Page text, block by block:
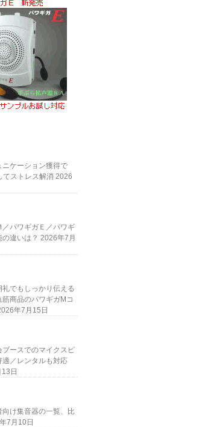
ニケーション獲得で
てストレス解消 2026
／パワギガＥ／パワギ
違いは？ 2026年7月
礼でもしっかり伝える
商品のパワギガMコ
年7月15日
ブースでのマイクスピ
適／レンタルも対応
日
向け集音器の一覧、比
7月10日